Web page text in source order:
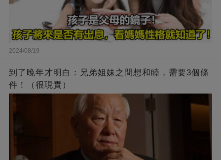
2024/08/19
到了晚年才明白：兄弟姐妹之間想和睦，需要3個條
件！（很現實）